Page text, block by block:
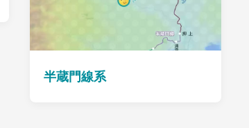
半蔵門線系